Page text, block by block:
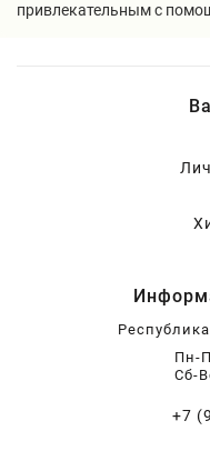
привлекательным с
Пн-
Сб-
+7